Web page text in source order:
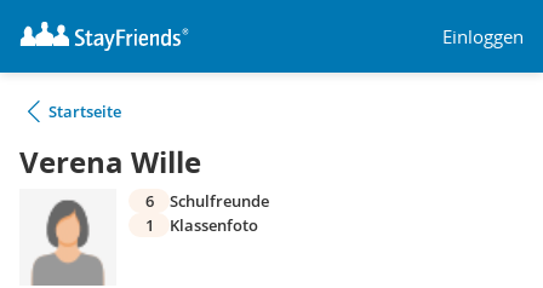
Einloggen
Startseite
Verena Wille
6
Schulfreunde
1
Klassenfoto